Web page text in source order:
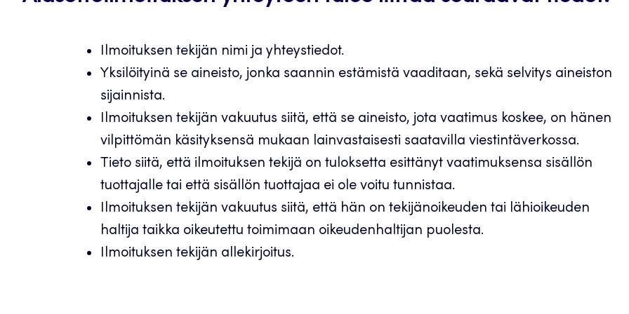
Ilmoituksen tekijän nimi ja yhteystiedot.
Yksilöityinä se aineisto, jonka saannin estämistä vaaditaan, sekä selvitys aineiston
sijainnista.
Ilmoituksen tekijän vakuutus siitä, että se aineisto, jota vaatimus koskee, on hänen
vilpittömän käsityksensä mukaan lainvastaisesti saatavilla viestintäverkossa.
Tieto siitä, että ilmoituksen tekijä on tuloksetta esittänyt vaatimuksensa sisällön
tuottajalle tai että sisällön tuottajaa ei ole voitu tunnistaa.
Ilmoituksen tekijän vakuutus siitä, että hän on tekijänoikeuden tai lähioikeuden
haltija taikka oikeutettu toimimaan oikeudenhaltijan puolesta.
Ilmoituksen tekijän allekirjoitus.